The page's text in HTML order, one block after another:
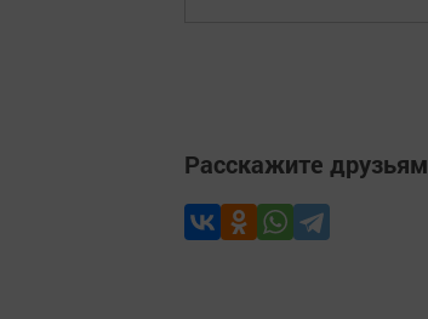
Расскажите друзьям